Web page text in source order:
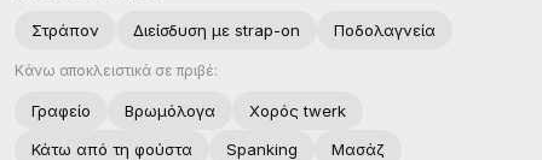
Στράπον Διείσδυση με strap-on Ποδολαγνεία
Κάνω αποκλειστικά σε πριβέ:
Γραφείο Βρωμόλογα
Χορός twerk
Κάτω από τη φούστα
Spanking
Μασάζ